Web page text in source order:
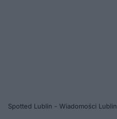
Spotted Lublin - Wiadomości Lublin